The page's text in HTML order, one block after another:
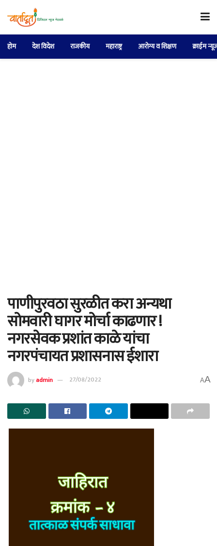
होम देश विदेश राजकीय महाराष्ट्र आरोग्य व शिक्षण क्राईम
पाणीपुरवठा सुरळीत करा अन्यथा
सोमवारी घागर मोर्चा काढणार !
नगरसेवक प्रशांत काळे यांचा
नगरपंचायत प्रशासनास ईशारा
byadmin 27/08/2022 AA